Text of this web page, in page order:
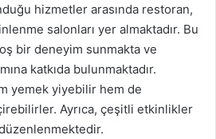
hizmetler arasında restoran,
salonları yer almaktadır. Bu
bir deneyim sunmakta ve
katkıda bulunmaktadır.
yemek yiyebilir hem de
Ayrıca, çeşitli etkinlikler